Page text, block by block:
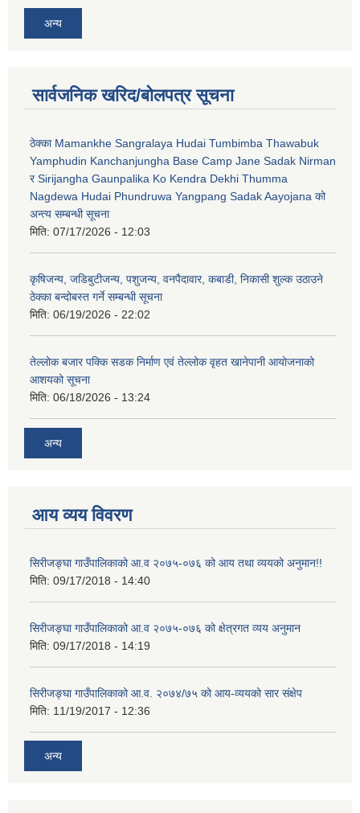
अन्य
सार्वजनिक खरिद/बोलपत्र सूचना
ठेक्का Mamankhe Sangralaya Hudai Tumbimba Thawabuk
Yamphudin Kanchanjungha Base Camp Jane Sadak Nirman
र Sirijangha Gaunpalika Ko Kendra Dekhi Thumma
Nagdewa Hudai Phundruwa Yangpang Sadak Aayojana को
अन्त्य सम्बन्धी सूचना
मिति: 07/17/2026 - 12:03
कृषिजन्य, जडिबुटीजन्य, पशुजन्य, वनपैदावार, कबाडी, निकासी शुल्क उठाउने
ठेक्का बन्दोबस्त गर्ने सम्बन्धी सूचना
मिति: 06/19/2026 - 22:02
तेल्लोक बजार पक्कि सडक निर्माण एवं तेल्लोक वृहत खानेपानी आयोजनाको
आशयको सूचना
मिति: 06/18/2026 - 13:24
अन्य
आय व्यय विवरण
सिरीजङ्घा गाउँपालिकाको आ.व २०७५-०७६ को आय तथा व्ययको अनुमान!!
मिति: 09/17/2018 - 14:40
सिरीजङ्घा गाउँपालिकाको आ.व २०७५-०७६ को क्षेत्रगत व्यय अनुमान
मिति: 09/17/2018 - 14:19
सिरीजङ्घा गाउँपालिकाको आ.व. २०७४/७५ को आय-व्ययको सार संक्षेप
मिति: 11/19/2017 - 12:36
अन्य